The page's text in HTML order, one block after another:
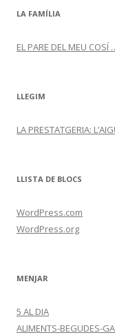
LA FAMÍLIA
EL PARE DEL MEU COSÍ
LLEGIM
LA PRESTATGERIA:
LLISTA DE BLOCS
WordPress.com
WordPress.org
MENJAR
5 AL DIA
ALIMENTS-BEGUDES-